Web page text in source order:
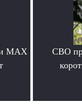
MAX
СВО